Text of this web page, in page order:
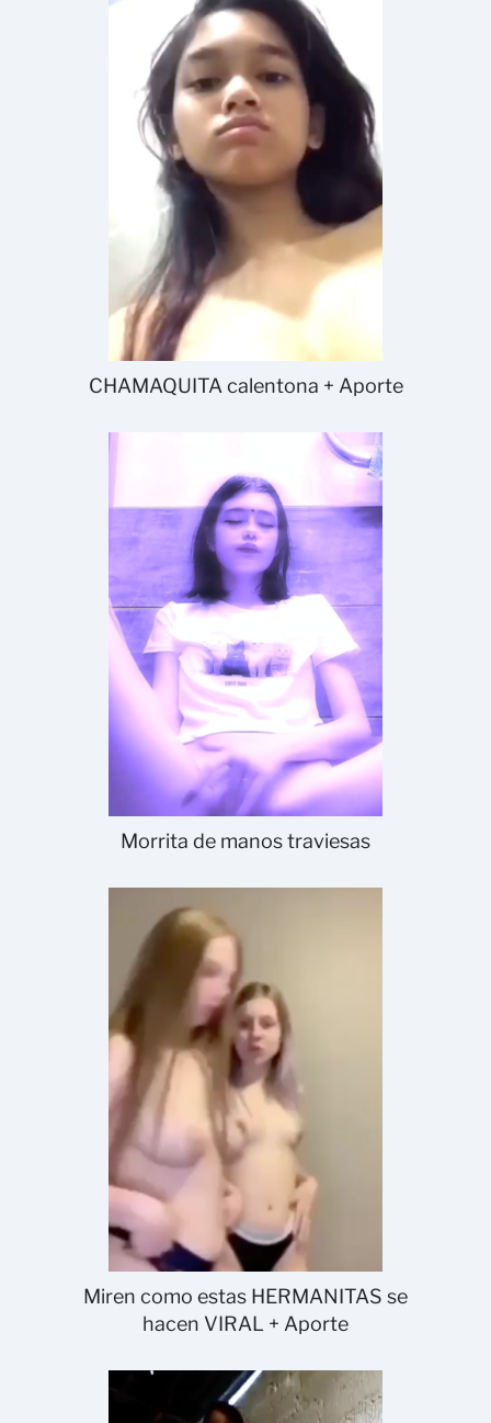
CHAMAQUITA calentona + Aporte
Morrita de manos traviesas
Miren como estas HERMANITAS se
hacen VIRAL + Aporte